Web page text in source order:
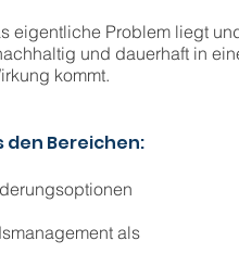
eigentliche Problem liegt
und dauerhaft in
kommt.
den Bereichen:
als